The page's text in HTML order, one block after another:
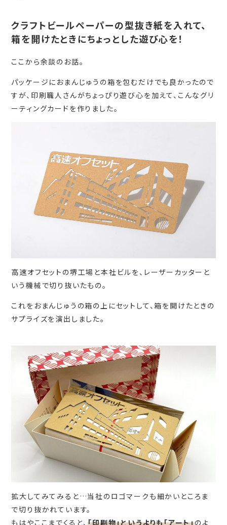
クラフトビールペーパーの型抜き紙を入れて、
箱を開けたときにちょっとした遊び心を！
ここから余談のお話。
パッケージにおまんじゅうの箱を包むだけでも良かったので
すが、印刷職人さんがちょっぴり遊び心を加えて、こんなグリ
ーティングカードを作りました。
高速オフセットの堺工場と本社ビルを、レーザーカッターと
いう機械で切り抜いたもの。
これをおまんじゅうの箱の上にセットして、箱を開けたときの
サプライズを演出しました。
拡大してみてみると…当社のロゴマークも細かいところま
で切り抜かれています。
もはやここまでくると、「印刷物」というよりも「アート」のよ